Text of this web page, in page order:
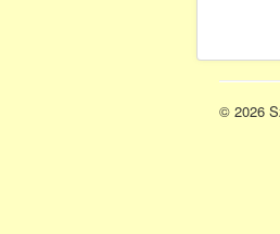
© 2026